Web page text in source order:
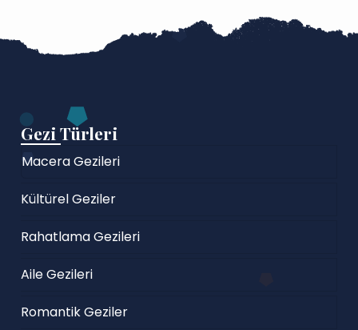
Gezi Türleri
Macera Gezileri
Kültürel Geziler
Rahatlama Gezileri
Aile Gezileri
Romantik Geziler